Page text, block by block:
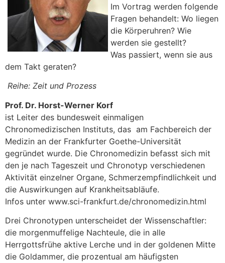
Im Vortrag werden folgende
Fragen behandelt: Wo liegen
die Körperuhren? Wie
werden sie gestellt?
Was passiert, wenn sie aus
dem Takt geraten?
Reihe: Zeit und Prozess
Prof. Dr. Horst-Werner Korf
ist Leiter des bundesweit einmaligen
Chronomedizischen Instituts, das am Fachbereich der
Medizin an der Frankfurter Goethe-Universität
gegründet wurde. Die Chronomedizin befasst sich mit
den je nach Tageszeit und Chronotyp verschiedenen
Aktivität einzelner Organe, Schmerzempfindlichkeit und
die Auswirkungen auf Krankheitsabläufe.
Infos unter www.sci-frankfurt.de/chronomedizin.html
Drei Chronotypen unterscheidet der Wissenschaftler:
die morgenmuffelige Nachteule, die in alle
Herrgottsfrühe aktive Lerche und in der goldenen Mitte
die Goldammer, die prozentual am häufigsten